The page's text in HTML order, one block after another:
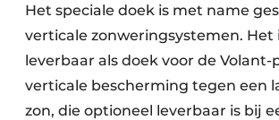
Het speciale doek is met name
verticale zonwering­systemen. Het
leverbaar als doek voor de Volant-
verticale bescherming tegen een
zon, die optioneel leverbaar is bij